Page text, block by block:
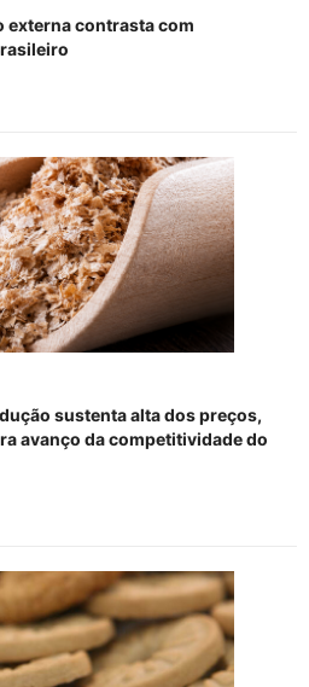
externa contrasta com
sustenta alta dos preços,
avanço da competitividade do